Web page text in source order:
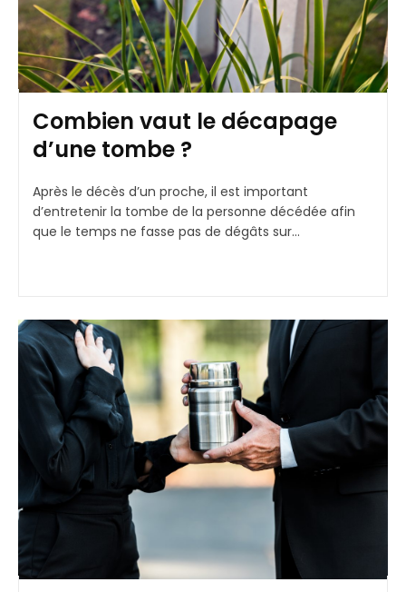
Combien vaut le décapage
d’une tombe ?
Après le décès d’un proche, il est important
d’entretenir la tombe de la personne décédée afin
que le temps ne fasse pas de dégâts sur...